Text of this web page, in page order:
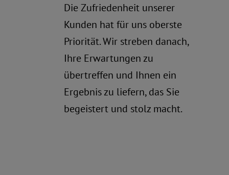
Die Zufriedenheit unserer
Kunden hat für uns oberste
Priorität. Wir streben danach,
Ihre Erwartungen zu
übertreffen und Ihnen ein
Ergebnis zu liefern, das Sie
begeistert und stolz macht.